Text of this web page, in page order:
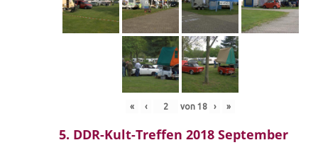
« ‹ von 18 › »
5. DDR-Kult-Treffen 2018 September